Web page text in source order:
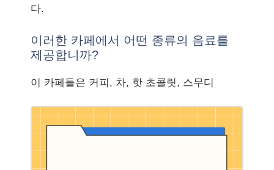
다.
이러한 카페에서 어떤 종류의 음료를
제공합니까?
이 카페들은 커피, 차, 핫 초콜릿, 스무디